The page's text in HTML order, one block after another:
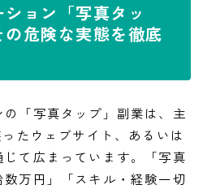
ョン「写真タッ
危険な実態を徹底
「写真タップ」副業は、主
たウェブサイト、あるいは
て広まっています。「写真
万円」「スキル・経験一切